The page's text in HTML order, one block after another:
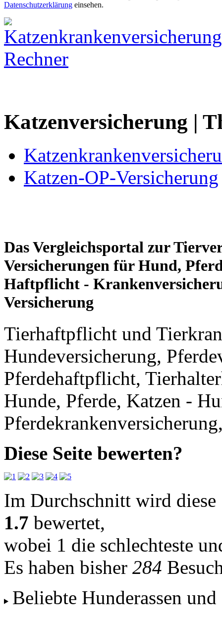
Datenschutzerklärung einsehen.
Katzenversicherung |
Katzen-OP-Versicherung
Das Vergleichsportal zur
Versicherungen für Hund,
Haftpflicht -
Versicherung
Tierhaftpflicht und
Hundeversicherung,
Pferdehaftpflicht,
Hunde, Pferde, Katzen -
Diese Seite bewerten?
Im Durchschnitt wird
1.7 bewertet,
wobei 1 die schlechteste
Es haben bisher 284
Beliebte Hunderassen und